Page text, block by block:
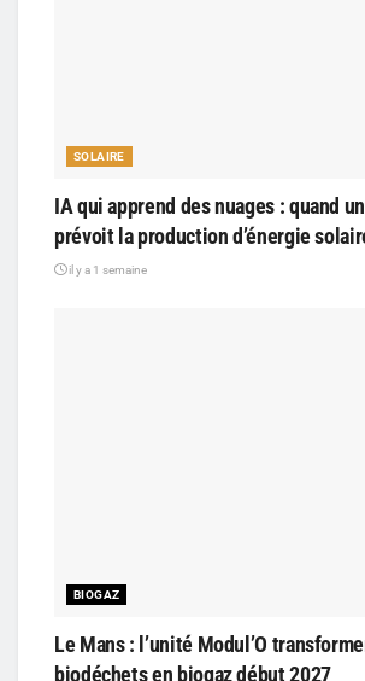
SOLAIRE
IA qui apprend des nuages : quand
prévoit la production d’énergie
il y a 1 semaine
BIOGAZ
Le Mans : l’unité Modul’O
biodéchets en biogaz début 2027